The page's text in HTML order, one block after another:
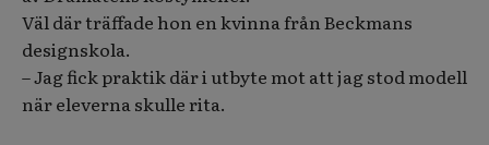
Väl där träffade hon en kvinna från Beckmans
designskola.
– Jag fick praktik där i utbyte mot att jag stod modell
när eleverna skulle rita.